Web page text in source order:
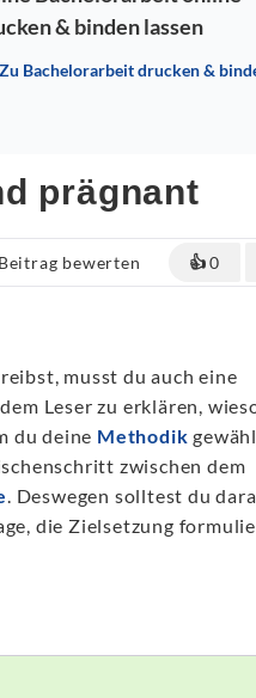
& binden lassen
Zu Bachelorarbeit drucken &
prägnant
Beitrag bewerten 👍0
musst du auch eine
Leser zu erklären,
du deine Methodik
zwischen dem
. Deswegen solltest du
die Zielsetzung